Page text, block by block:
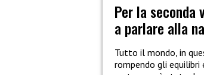
Per la
a parlare alla
Tutto il mondo, in
rompendo gli